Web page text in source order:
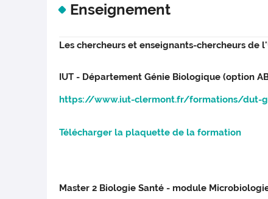
Enseignement
Les chercheurs et enseignants-chercheurs de
IUT - Département Génie Biologique (option
https://www.iut-clermont.fr/formations/dut-
Télécharger la plaquette de la formation
Master 2 Biologie Santé - module